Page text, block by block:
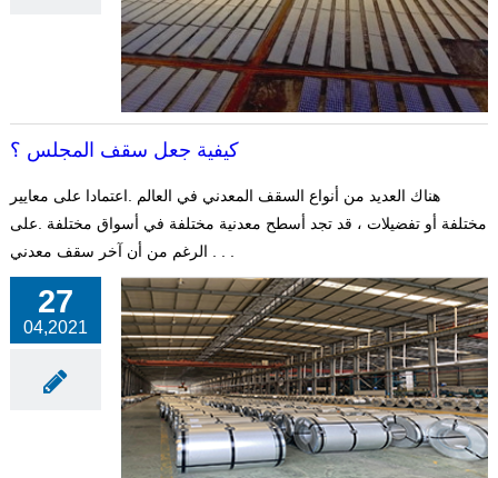
كيفية جعل سقف المجلس ؟
هناك العديد من أنواع السقف المعدني في العالم .اعتمادا على معايير
مختلفة أو تفضيلات ، قد تجد أسطح معدنية مختلفة في أسواق مختلفة .على
الرغم من أن آخر سقف معدني . . .
27
04,2021